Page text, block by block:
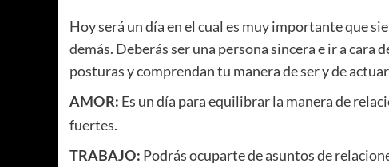
Hoy será un día en el cual es muy importante que
demás. Deberás ser una persona sincera e ir a cara
posturas y comprendan tu manera de ser y de
AMOR: Es un día para equilibrar la manera de
fuertes.
TRABAJO: Podrás ocuparte de asuntos de